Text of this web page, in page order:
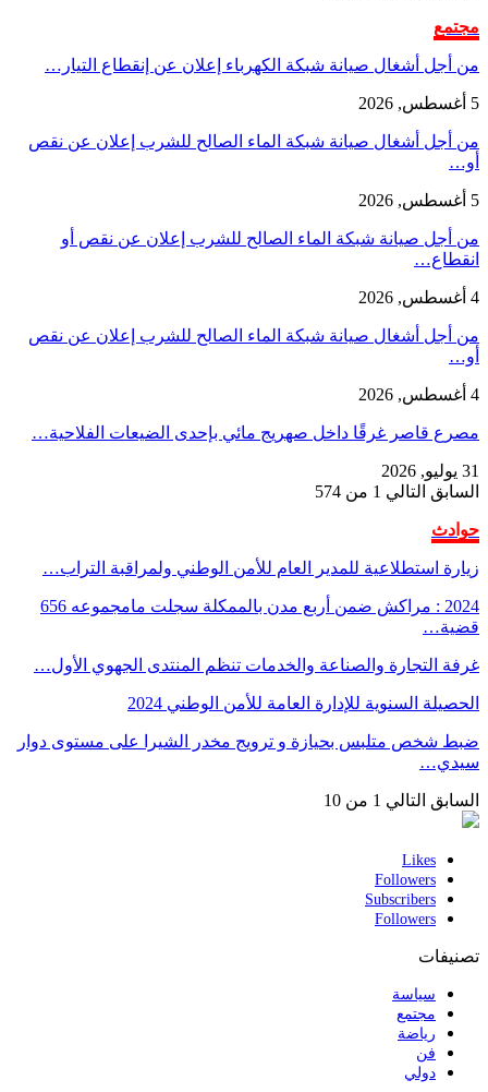
مجتمع
من أجل أشغال صيانة شبكة الكهرباء إعلان عن إنقطاع التيار…
5 أغسطس, 2026
من أجل أشغال صيانة شبكة الماء الصالح للشرب إعلان عن نقص
أو…
5 أغسطس, 2026
من أجل صيانة شبكة الماء الصالح للشرب إعلان عن نقص أو
انقطاع…
4 أغسطس, 2026
من أجل أشغال صيانة شبكة الماء الصالح للشرب إعلان عن نقص
أو…
4 أغسطس, 2026
مصرع قاصر غرقًا داخل صهريج مائي بإحدى الضيعات الفلاحية…
31 يوليو, 2026
السابق التالي 1 من 574
حوادث
زيارة استطلاعية للمدير العام للأمن الوطني ولمراقبة التراب…
2024 : مراكش ضمن أربع مدن بالممكلة سجلت مامجموعه 656
قضية…
غرفة التجارة والصناعة والخدمات تنظم المنتدى الجهوي الأول…
الحصيلة السنوية للإدارة العامة للأمن الوطني 2024
ضبط شخص متلبس بحيازة و ترويج مخدر الشيرا على مستوى دوار
سيدي…
السابق التالي 1 من 10
Likes
Followers
Subscribers
Followers
تصنيفات
سياسة
مجتمع
رياضة
فن
دولي